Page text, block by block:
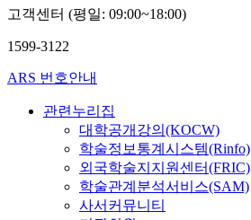
고객센터 (평일: 09:00~18:00)
1599-3122
ARS 번호안내
관련누리집
대학공개강의(KOCW)
학술정보통계시스템(Rinfo)
외국학술지지원센터(FRIC)
학술관계분석서비스(SAM)
사서커뮤니티